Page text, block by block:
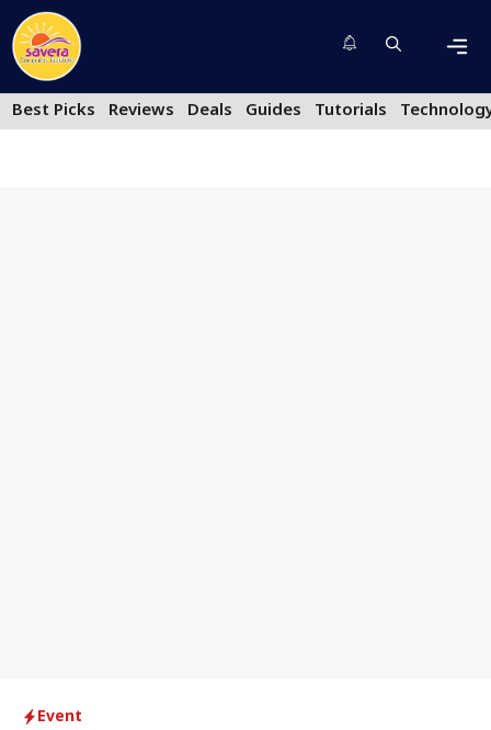
Skip
to
content
Best Picks
Reviews Deals Guides Tutorials
Event